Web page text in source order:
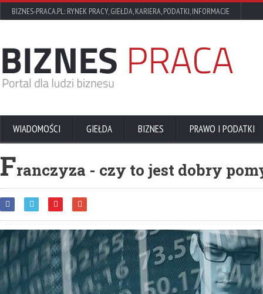
BIZNES-PRACA.PL: RYNEK PRACY, GIEŁDA, KARIERA, PODATKI, INFORMACJE
WIADOMOŚCI GIEŁDA BIZNES PRAWO I PODATKI
Franczyza - czy to jest dobry